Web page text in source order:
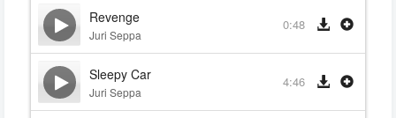
Revenge
Juri Seppa
0:48
Sleepy Car
Juri Seppa
4:46